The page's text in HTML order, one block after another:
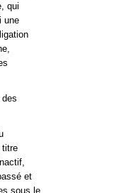
qui
une
titre
et
sous le